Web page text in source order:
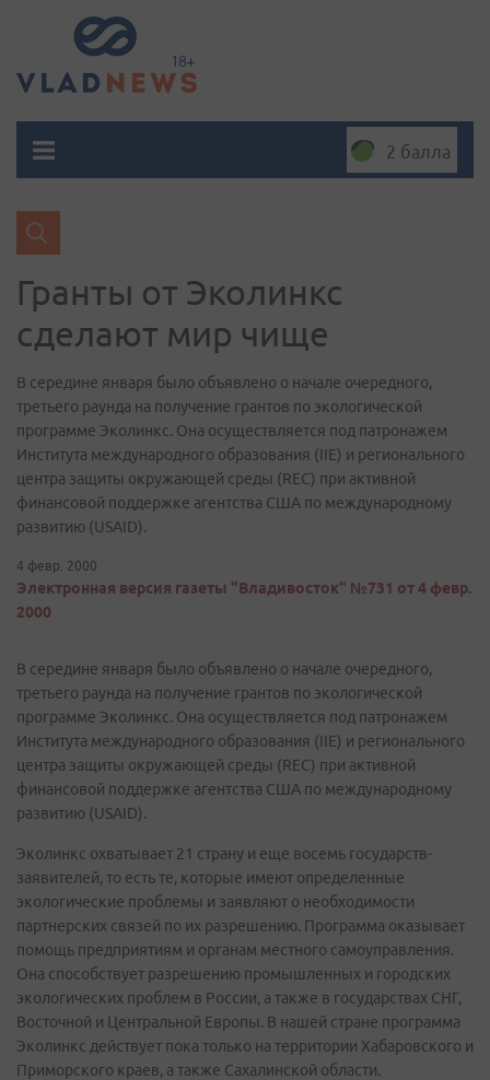
2 балла
Гранты от Эколинкс
сделают мир чище
В середине января было объявлено о начале очередного,
третьего раунда на получение грантов по экологической
программе Эколинкс. Она осуществляется под патронажем
Института международного образования (IIE) и регионального
центра защиты окружающей среды (REC) при активной
финансовой поддержке агентства США по международному
развитию (USAID).
4 февр. 2000
Электронная версия газеты "Владивосток" №731 от 4 февр.
2000
В середине января было объявлено о начале очередного,
третьего раунда на получение грантов по экологической
программе Эколинкс. Она осуществляется под патронажем
Института международного образования (IIE) и регионального
центра защиты окружающей среды (REC) при активной
финансовой поддержке агентства США по международному
развитию (USAID).
Эколинкс охватывает 21 страну и еще восемь государств-
заявителей, то есть те, которые имеют определенные
экологические проблемы и заявляют о необходимости
партнерских связей по их разрешению. Программа оказывает
помощь предприятиям и органам местного самоуправления.
Она способствует разрешению промышленных и городских
экологических проблем в России, а также в государствах СНГ,
Восточной и Центральной Европы. В нашей стране программа
Эколинкс действует пока только на территории Хабаровского и
Приморского краев, а также Сахалинской области.